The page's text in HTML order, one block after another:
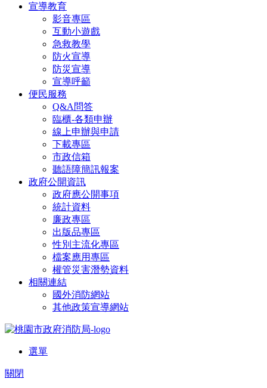
宣導教育
影音專區
互動小遊戲
急救教學
防火宣導
防災宣導
宣導呼籲
便民服務
Q&A問答
臨櫃-各類申辦
線上申辦與申請
下載專區
市政信箱
聽語障簡訊報案
政府公開資訊
政府應公開事項
統計資料
廉政專區
出版品專區
性別主流化專區
檔案應用專區
權管災害潛勢資料
相關連結
國外消防網站
其他政策宣導網站
選單
關閉